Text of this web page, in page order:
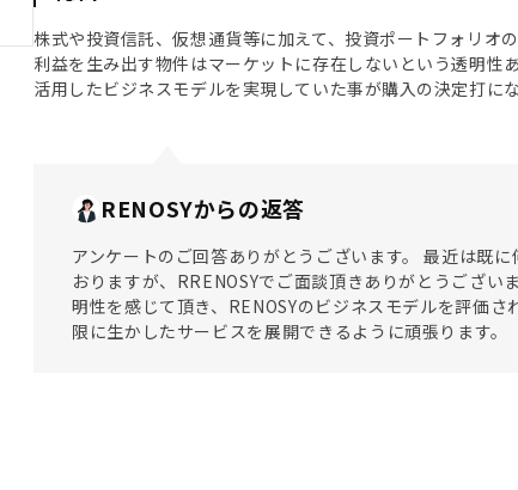
株式や投資信託、仮想通貨等に加えて、投資ポートフォリオ
利益を生み出す物件はマーケットに存在しないという透明性
活用したビジネスモデルを実現していた事が購入の決定打にな
RENOSYからの返答
アンケートのご回答ありがとうございます。 最近は既
おりますが、RRENOSYでご面談頂きありがとうござ
明性を感じて頂き、RENOSYのビジネスモデルを評価
限に生かしたサービスを展開できるように頑張ります。